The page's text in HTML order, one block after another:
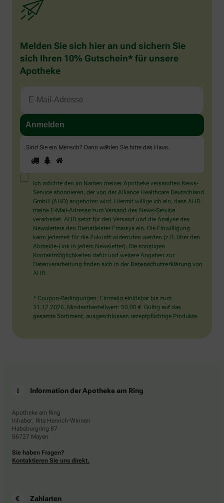
Melden Sie sich hier an und sichern Sie
sich Ihren 10% Gutschein* für unsere
Apotheke
Sind Sie ein Mensch? Dann wählen Sie bitte das Haus
Sie
ein
Mensch?
Dann
wählen
Sie
bitte
das
Haus.
1 2
Ich möchte den im Namen meiner Apotheke versandten News-
Service abonnieren, der von der Alliance Healthcare Deutschland
GmbH (AHD) angeboten wird. Hiermit willige ich ein, dass AHD
meine E-Mail-Adresse zum Versand des News-Service
verarbeitet. AHD setzt für den Versand und die Analyse des
Newsletters den Dienstleister Emarsys ein. Die Einwilligung
kann jederzeit für die Zukunft widerrufen werden (z.B. über den
Abmelde-Link in jedem Newsletter). Die sonstigen
Kontaktmöglichkeiten dafür und weitere Angaben zur
Datenverarbeitung finden sich in der Datenschutzerklärung von
AHD.
* Coupon-Bedingungen: Einmalig einlösbar bis zum
31.12.2026. Mindestbestellwert: 50,00 €. Gültig auf das
gesamte Sortiment, ausgeschlossen rezeptpflichtige Produkte.
Information der Apotheke am Ring
Apotheke am Ring
Inhaber: Rita Henrich-Winnen
Habsburgring 87
56727 Mayen
Sie haben Fragen?
Kontaktieren Sie uns direkt.
Zahlarten